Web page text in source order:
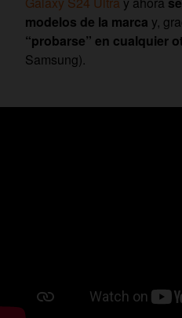
modelos de la marca y,
“probarse” en cualquier
Samsung).